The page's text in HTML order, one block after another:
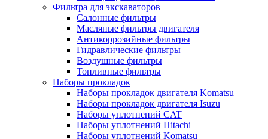
Фильтра для экскаваторов
Салонные фильтры
Масляные фильтры двигателя
Антикоррозийные фильтры
Гидравлические фильтры
Воздушные фильтры
Топливные фильтры
Наборы прокладок
Наборы прокладок двигателя Komatsu
Наборы прокладок двигателя Isuzu
Наборы уплотнений CAT
Наборы уплотнений Hitachi
Наборы уплотнений Komatsu